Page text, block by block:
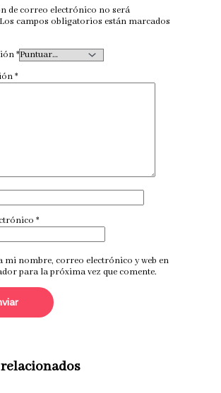
de correo electrónico no será
Los campos obligatorios están marcados
*
*
*
mi nombre, correo electrónico y web en
para la próxima vez que comente.